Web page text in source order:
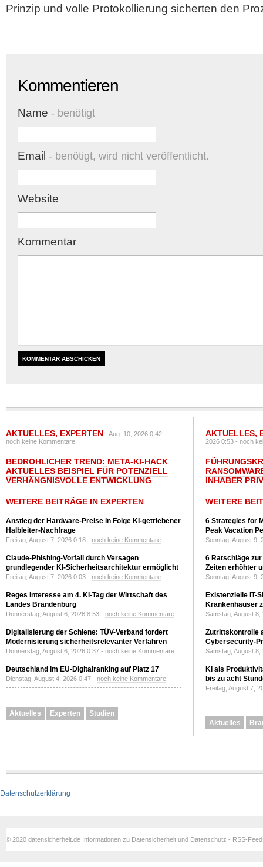
Prinzip und volle Protokollierung sicherten den
Kommentieren
Name - benötigt
Email - benötigt, wird nicht veröffentlicht.
Website
Kommentar
AKTUELLES, EXPERTEN - Aug. 10, 2026 0:42 -
noch keine Kommentare
BEDROHLICHER TREND: META-KI-HACK
AKTUELLES BEISPIEL FÜR POTENZIELL
VERHÄNGNISVOLLE ENTWICKLUNG
WEITERE BEITRÄGE IN EXPERTEN
Anstieg der Hardware-Preise in Folge KI-getriebener
Halbleiter-Nachfrage
Freitag, August 7, 2026 0:18 - noch keine Kommentare
Claude-Phishing-Vorfall durch Versagen
grundlegender KI-Sicherheitsarchitektur ermöglicht
Freitag, August 7, 2026 0:03 - noch keine Kommentare
Reges Interesse am 4. KI-Tag der Wirtschaft des
Landes Brandenburg
Donnerstag, August 6, 2026 8:53 - noch keine Kommentare
Digitalisierung der Schiene: TÜV-Verband fordert
Modernisierung sicherheitsrelevanter Verfahren
Donnerstag, August 6, 2026 0:37 - noch keine Kommentare
Deutschland im EU-Digitalranking auf Platz 17
Dienstag, August 4, 2026 0:47 - noch keine Kommentare
Aktuelles Experten Studien
AKTUELLES,
2026 0:53 -noch
INHABER
WEITERE
6 Strategies for
Peak Vacation
Sonntag, August 9,
6 Ratschläge
Zeiten erhöhter
Sonntag, August 9,
Existenzielle IT-
Krankenhäuser
Samstag, August
Zutrittskontrolle
Cybersecurity-
Samstag, August
KI als
bis zu acht
Freitag, August 7,
Aktuelles
Datenschutzerklärung
© 2020 datensicherheit.de Informationen zu Datensicherheit und Datenschutz - RSS-